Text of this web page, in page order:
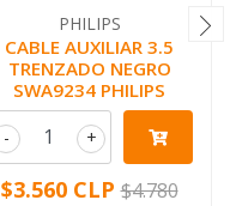
PHILIPS
CABLE AUXILIAR 3.5
TRENZADO NEGRO
SWA9234 PHILIPS
+
-
$3.560 CLP $4.780